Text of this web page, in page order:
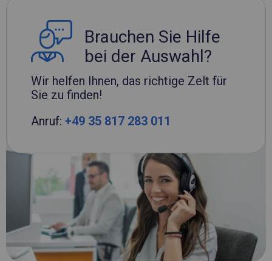
Brauchen Sie Hilfe
bei der Auswahl?
Wir helfen Ihnen, das richtige Zelt für
Sie zu finden!
Anruf: +49 35 817 283 011